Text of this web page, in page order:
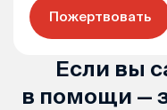
Пожертвовать
Если вы
в помощи —